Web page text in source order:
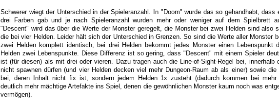
Schwerer wiegt der Unterschied in der Spieleranzahl. In "Doom" wurde das so gehandhabt, dass
drei Farben gab und je nach Spieleranzahl wurden mehr oder weniger auf dem Spielbrett
"Descent" wird das über die Werte der Monster geregelt, die Monster bei zwei Helden sind also
die bei vier Helden. Leider hält sich der Unterschied in Grenzen. So sind die Werte aller Monster
zwei Helden komplett identisch, bei drei Helden bekommt jedes Monster einen Lebenspunkt
Helden zwei Lebenspunkte. Diese Differenz ist so gering, dass "Descent" mit einem Spieler
ist (für diesen) als mit drei oder vieren. Dazu tragen auch die Line-of-Sight-Regel bei, innerhalb
nicht spawnen dürfen (und vier Helden decken viel mehr Dungeon-Raum ab als einer) sowie die
bei, deren Inhalt nicht fix ist, sondern jedem Helden 1x zusteht (dadurch kommen bei mehr
deutlich mehr mächtige Artefakte ins Spiel, denen die gewöhnlichen Monster kaum noch was
vermögen).